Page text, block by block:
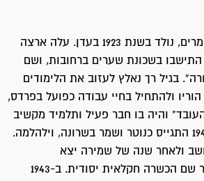
יצחק מוגזח, בן שלום ומרים, נולד בשנת 1923 בעדן. עלה ארצה
ב-1924. הוריו התישבו בשכונת שערים ברחובות, ושם
בגיל רך נאלץ לעזוב את הלימודים
ולהתחיל בחיי עבודה כפועל בפרדס,
העובד" והיה בו חבר פעיל ותלמיד מקשיב
ולאחר שנה של שמירה יצא
לבאר-טוביה, כדי לעבור שם הכשרה חקלאית יסודית. ב-1943